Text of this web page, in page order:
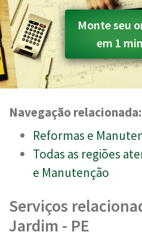
Monte seu
em 1
Navegação relacionada:
Reformas e
Todas as regiões
e Manutenção
Serviços
Jardim - PE